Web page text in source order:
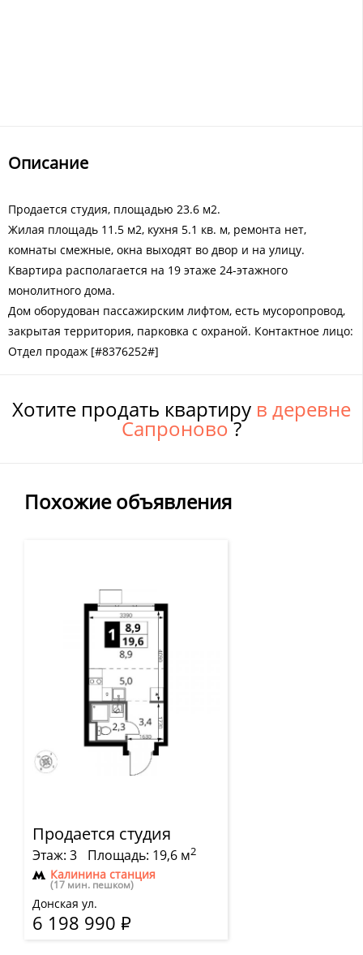
Описание
Продается студия, площадью 23.6 м2.
Жилая площадь 11.5 м2, кухня 5.1 кв. м, ремонта нет,
комнаты смежные, окна выходят во двор и на улицу.
Квартира располагается на 19 этаже 24-этажного
монолитного дома.
Дом оборудован пассажирским лифтом, есть мусоропровод,
закрытая территория, парковка с охраной. Контактное лицо:
Отдел продаж [#8376252#]
Похожие объявления
Продается студия
Этаж: 3 Площадь: 19,6 м2
Калинина станция
(17 мин. пешком)
Донская ул.
6 198 990 Р
Хотите продать квартиру в деревне
Сапроново?